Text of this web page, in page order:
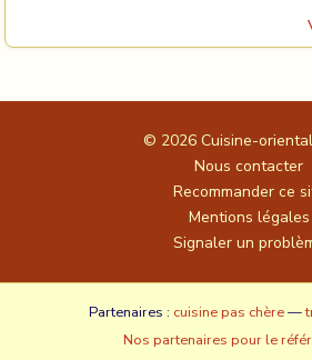
© 2026 Cuisine-
Nous contacter
Recommander ce
Mentions légales
Signaler un
Partenaires : cuisine pas chère—
Nos partenaires pour le